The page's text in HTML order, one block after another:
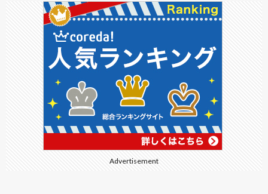
Advertisement